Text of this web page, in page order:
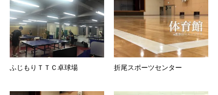
ふじもりＴＴＣ卓球場 折尾スポーツセンター